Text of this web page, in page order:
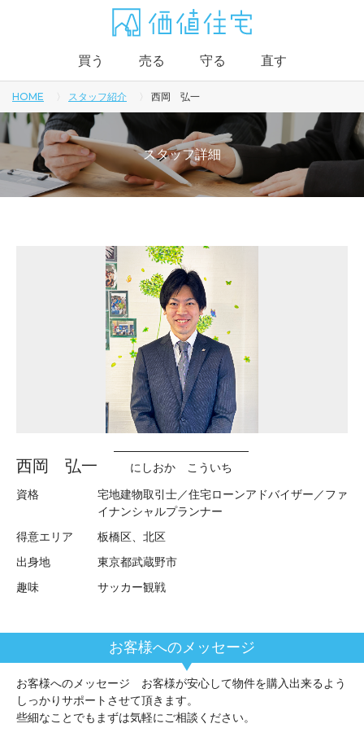
買う 売る 守る 直す
HOME スタッフ紹介 西岡 弘一
スタッフ詳細
西岡 弘一
にしおか こういち
資格
宅地建物取引士／住宅ローンアドバイザー／ファ
イナンシャルプランナー
得意エリア
板橋区、北区
出身地
東京都武蔵野市
趣味
サッカー観戦
お客様へのメッセージ お客様が安心して物件を購入出来るよう
しっかりサポートさせて頂きます。
些細なことでもまずは気軽にご相談ください。